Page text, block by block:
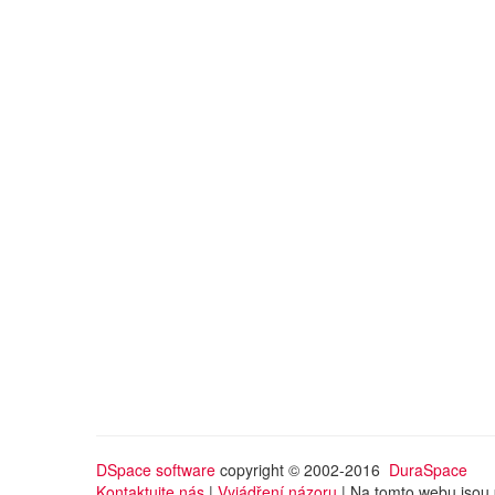
DSpace software copyright © 2002-2016 DuraSpace